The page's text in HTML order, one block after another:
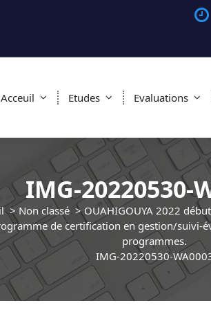
Acceuil Etudes Evaluations
IMG-20220530-
> Non classé>OUAHIGOUYA 2022
de certification en gestion/suivi-
programmes.
IMG-20220530-